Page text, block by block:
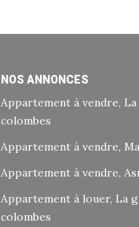
NOS ANNONCES
Appartement à vendre,
colombes
Appartement à vendre,
Appartement à vendre,
Appartement à louer, La
colombes